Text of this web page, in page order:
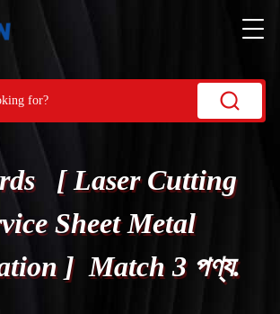
[ Laser Cutting
Sheet Metal
] Match 3 পণ্য.